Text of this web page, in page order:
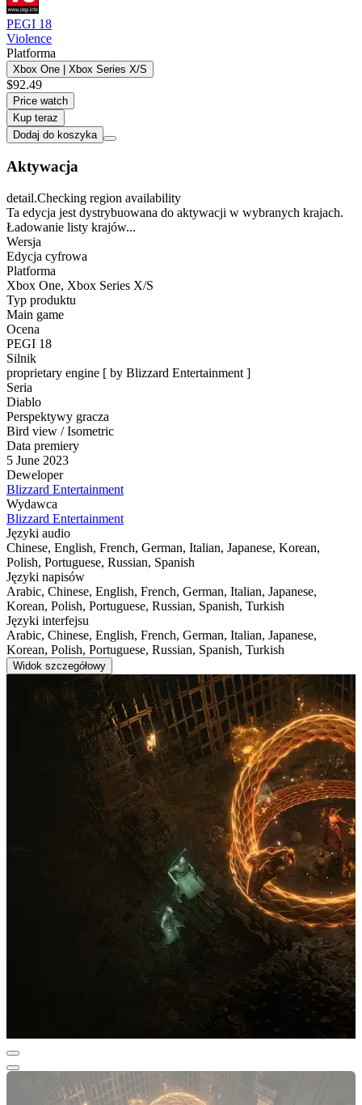
PEGI 18
Violence
Platforma
Xbox One | Xbox Series X/S
$92.49
Price watch
Kup teraz
Dodaj do koszyka
Aktywacja
detail.Checking region availability
Ta edycja jest dystrybuowana do aktywacji w wybranych krajach.
Ładowanie listy krajów...
Wersja
Edycja cyfrowa
Platforma
Xbox One, Xbox Series X/S
Typ produktu
Main game
Ocena
PEGI 18
Silnik
proprietary engine [ by Blizzard Entertainment ]
Seria
Diablo
Perspektywy gracza
Bird view / Isometric
Data premiery
5 June 2023
Deweloper
Blizzard Entertainment
Wydawca
Blizzard Entertainment
Języki audio
Chinese, English, French, German, Italian, Japanese, Korean,
Polish, Portuguese, Russian, Spanish
Języki napisów
Arabic, Chinese, English, French, German, Italian, Japanese,
Korean, Polish, Portuguese, Russian, Spanish, Turkish
Języki interfejsu
Arabic, Chinese, English, French, German, Italian, Japanese,
Korean, Polish, Portuguese, Russian, Spanish, Turkish
Widok szczegółowy